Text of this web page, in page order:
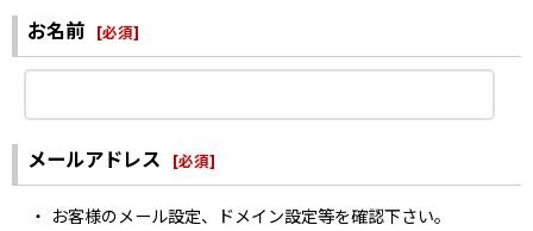
お名前 [必須]
メールアドレス [必須]
・ お客様のメール設定、ドメイン設定等を確認下さい。